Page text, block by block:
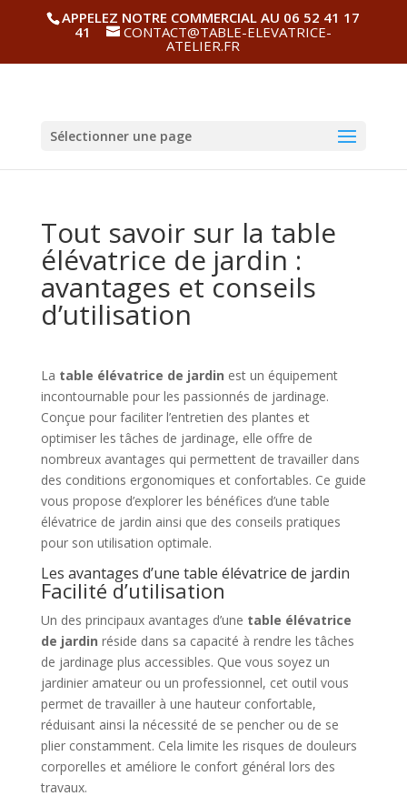
APPELEZ NOTRE COMMERCIAL AU 06 52 41 17
41
CONTACT@TABLE-ELEVATRICE-
ATELIER.FR
Sélectionner une page
Tout savoir sur la table
élévatrice de jardin :
avantages et conseils
d’utilisation
La table élévatrice de jardin est un équipement
incontournable pour les passionnés de jardinage.
Conçue pour faciliter l’entretien des plantes et
optimiser les tâches de jardinage, elle offre de
nombreux avantages qui permettent de travailler dans
des conditions ergonomiques et confortables. Ce guide
vous propose d’explorer les bénéfices d’une table
élévatrice de jardin ainsi que des conseils pratiques
pour son utilisation optimale.
Les avantages d’une table élévatrice de jardin
Facilité d’utilisation
Un des principaux avantages d’une table élévatrice
de jardin réside dans sa capacité à rendre les tâches
de jardinage plus accessibles. Que vous soyez un
jardinier amateur ou un professionnel, cet outil vous
permet de travailler à une hauteur confortable,
réduisant ainsi la nécessité de se pencher ou de se
plier constamment. Cela limite les risques de douleurs
corporelles et améliore le confort général lors des
travaux.